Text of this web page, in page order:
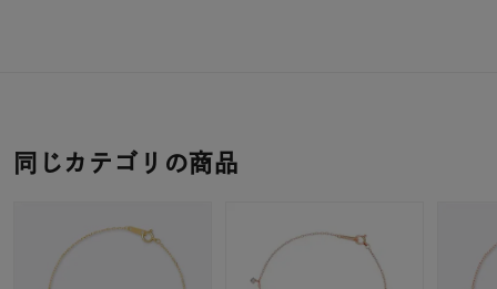
同じカテゴリの商品